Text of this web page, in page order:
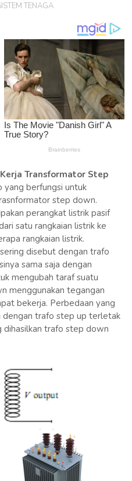
TENAGA
Transformator Step
yang berfungsi untuk
step down.
perangkat listrik pasif
satu rangkaian listrik ke
rangkaian listrik.
disebut dengan trafo
sama saja dengan
mengubah taraf suatu
menggunakan tegangan
bekerja. Perbedaan yang
trafo step up terletak
dihasilkan trafo step down